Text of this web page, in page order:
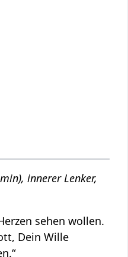
innerer Lenker,
sehen wollen.
Dein Wille